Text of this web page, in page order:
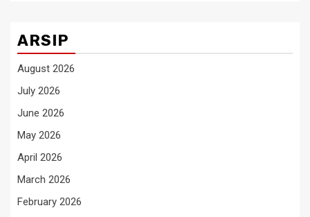
ARSIP
August 2026
July 2026
June 2026
May 2026
April 2026
March 2026
February 2026